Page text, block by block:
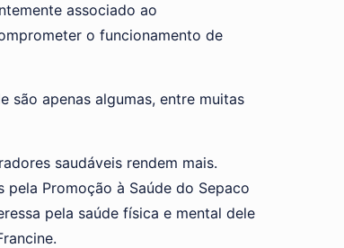
associado ao
o funcionamento de
são apenas algumas, entre muitas
saudáveis rendem mais.
Promoção à Saúde do Sepaco
pela saúde física e mental dele